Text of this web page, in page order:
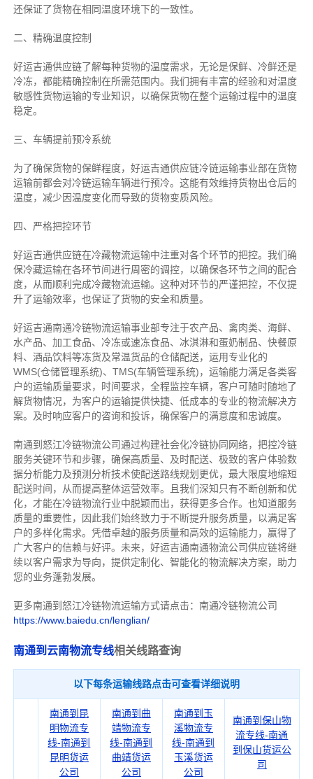
还保证了货物在相同温度环境下的一致性。
二、 精确温度控制
好运吉通供应链了解每种货物的温度需求，无论是保鲜、冷鲜还是
冷冻，都能精确控制在所需范围内。我们拥有丰富的经验和对温度
敏感性货物运输的专业知识，以确保货物在整个运输过程中的温度
稳定。
三、车辆提前预冷系统
为了确保货物的保鲜程度，好运吉通供应链冷链运输事业部在货物
运输前都会对冷链运输车辆进行预冷。这能有效维持货物出仓后的
温度，减少因温度变化而导致的货物变质风险。
四、严格把控环节
好运吉通供应链在冷藏物流运输中注重对各个环节的把控。我们确
保冷藏运输在各环节间进行周密的调控，以确保各环节之间的配合
度，从而顺利完成冷藏物流运输。这种对环节的严谨把控，不仅提
升了运输效率，也保证了货物的安全和质量。
好运吉通南通冷链物流运输事业部专注于农产品、禽肉类、海鲜、
水产品、加工食品、冷冻或速冻食品、冰淇淋和蛋奶制品、快餐原
料、酒品饮料等冻货及常温货品的仓储配送，运用专业化的
WMS(仓储管理系统)、TMS(车辆管理系统)，运输能力满足各类客
户的运输质量要求，时间要求，全程监控车辆，客户可随时随地了
解货物情况，为客户的运输提供快捷、低成本的专业的物流解决方
案。及时响应客户的咨询和投诉，确保客户的满意度和忠诚度。
南通到怒江冷链物流公司通过构建社会化冷链协同网络，把控冷链
服务关键环节和步骤，确保高质量、及时配送、极致的客户体验数
据分析能力及预测分析技术使配送路线规划更优，最大限度地缩短
配送时间，从而提高整体运营效率。且 我们深知 只有不断创新和优
化，才能在冷链物流行业中脱颖而出，获得更多合作。也知道服务
质量的重要性，因此我们始终致力于不断提升服务质量，以满足客
户的多样化需求。 凭借卓越的服务质量和高效的运输能力，赢得了
广大客户的信赖与好评。 未来，好运吉通南通物流公司供应链将继
续以客户需求为导向，提供定制化、智能化的物流解决方案，助力
您的业务蓬勃发展。
更多南通到怒江冷链物流运输方式请点击：南通冷链物流公司
https://www.baiedu.cn/lenglian/
南通到云南物流专线相关线路查询
以下每条运输线路点击可查看详细说明
南通到昆
明物流专
线-南通到
昆明货运
公司
南通到曲
靖物流专
线-南通到
曲靖货运
公司
南通到玉
溪物流专
线-南通到
玉溪货运
公司
南通到保山物
流专线-南通
到保山货运公
司